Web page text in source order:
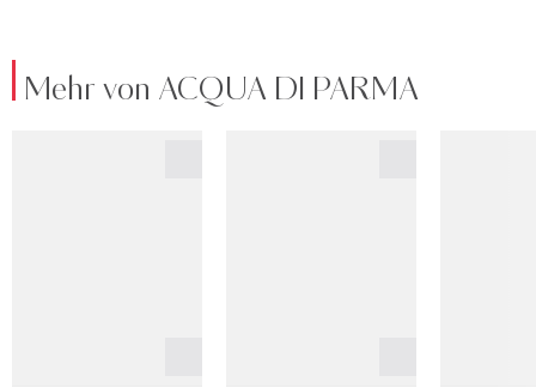
Mehr von ACQUA DI PARMA